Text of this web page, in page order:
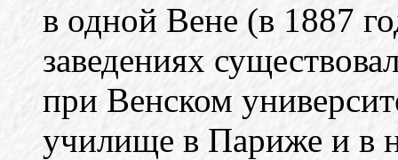
в одной Вене (в 1887
заведениях
при Венском
училище в Париже и в